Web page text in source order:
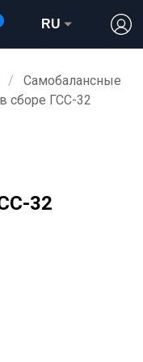
RU
Самобалансные
сборе ГСС-32
32